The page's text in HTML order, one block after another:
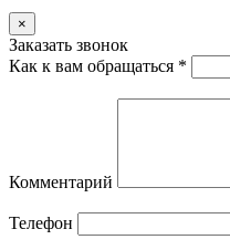
×
Заказать звонок
Как к вам обращаться *
Комментарий
Телефон